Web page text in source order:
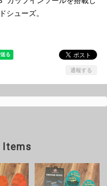
シューズ。
通報する
Items